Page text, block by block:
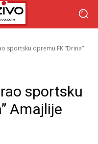
sportsku opremu FK “Drina”
sportsku
Amajlije